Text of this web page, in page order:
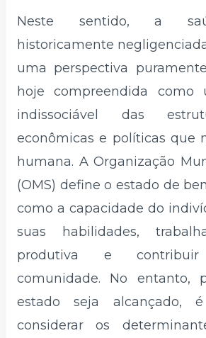
Neste sentido, a
historicamente
uma perspectiva
hoje compreendida como
indissociável das
econômicas e políticas que
humana. A Organização
(OMS) define o estado de
como a capacidade do
suas habilidades,
produtiva e
comunidade. No entanto,
estado seja alcançado, é
considerar os